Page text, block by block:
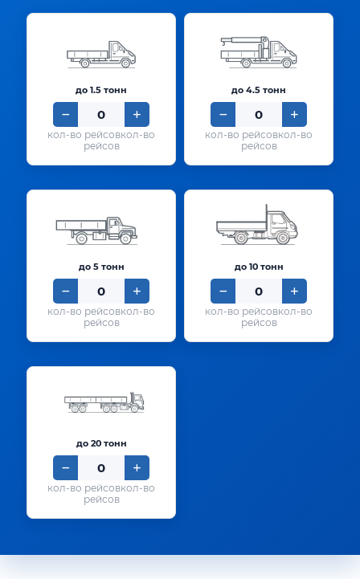
до 1.5 тонн
кол-во
рейсов
до 4.5 тонн
кол-во
рейсов
до 5 тонн
кол-во
рейсов
до 10 тонн
кол-во
рейсов
до 20 тонн
кол-во
рейсов